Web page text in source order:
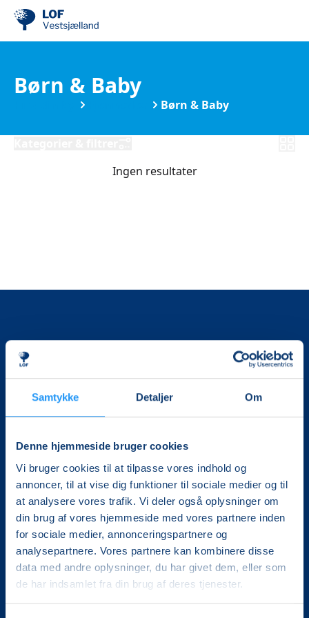
Samtykke Detaljer Om
Denne hjemmeside bruger cookies
Vi bruger cookies til at tilpasse vores indhold og
annoncer, til at vise dig funktioner til sociale medier og til
at analysere vores trafik. Vi deler også oplysninger om
din brug af vores hjemmeside med vores partnere inden
for sociale medier, annonceringspartnere og
analysepartnere. Vores partnere kan kombinere disse
data med andre oplysninger, du har givet dem, eller som
de har indsamlet fra din brug af deres tjenester.
Børn & Baby
Børn & Baby
Ingen resultater
Det, der er vigtigt for samfundet, er vigtigt for os
Vi skaber rammerne for meningsfulde møder mellem
mere end 100.000 deltagere i hele landet med kurser,
foredrag og oplevelser.
LOF Vestsjælland
Gl. Torv 4A, 1.
4200 Slagelse
CVR. 30228510
Tlf.: 5852 5681